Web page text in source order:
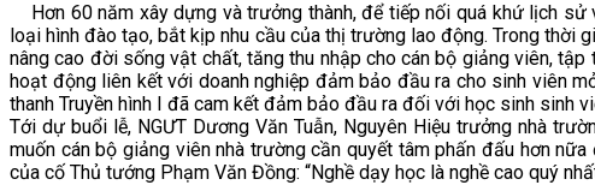
Hơn 60 năm xây dựng và trưởng thành, để tiếp nối quá khứ lịch sử
loại hình đào tạo, bắt kịp nhu cầu của thị trường lao động. Trong
nâng cao đời sống vật chất, tăng thu nhập cho cán bộ giảng viên,
hoạt động liên kết với doanh nghiệp đảm bảo đầu ra cho sinh viên
thanh Truyền hình I đã cam kết đảm bảo đầu ra đối với học sinh sinh
Tới dự buổi lễ, NGƯT Dương Văn Tuẫn, Nguyên Hiệu trưởng nhà
muốn cán bộ giảng viên nhà trường cần quyết tâm phấn đấu hơn
của cố Thủ tướng Phạm Văn Đồng: “Nghề dạy học là nghề cao quý